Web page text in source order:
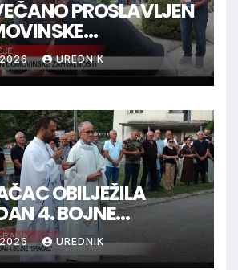
PROSLAVLJEN
2026 UREDNIK
OBILJEŽILA
4. BOJNE
2026 UREDNIK